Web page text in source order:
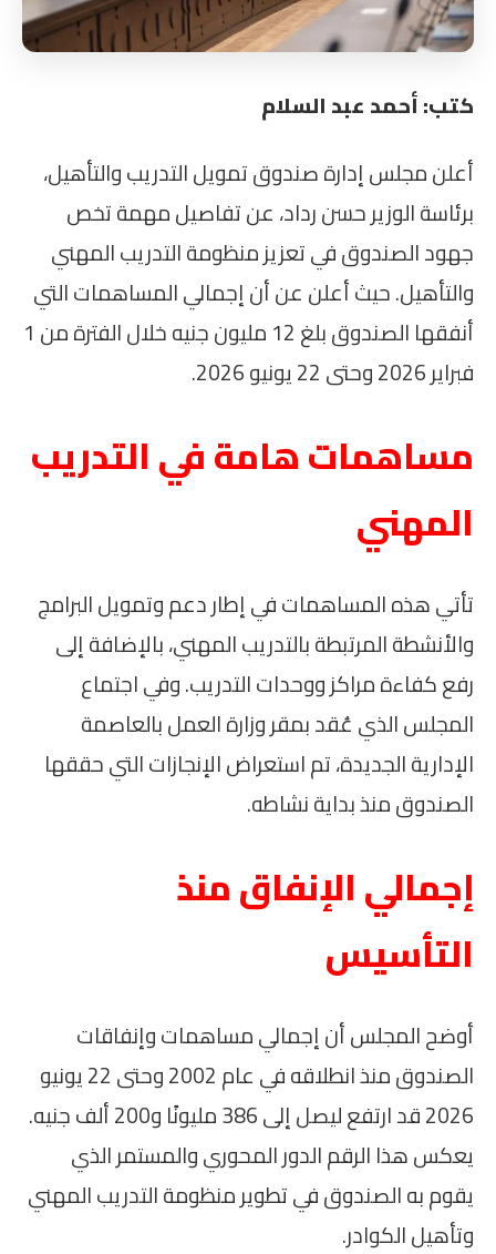
كتب: أحمد عبد السلام
أعلن مجلس إدارة صندوق تمويل التدريب والتأهيل،
برئاسة الوزير حسن رداد، عن تفاصيل مهمة تخص
جهود الصندوق في تعزيز منظومة التدريب المهني
والتأهيل. حيث أعلن عن أن إجمالي المساهمات التي
أنفقها الصندوق بلغ 12 مليون جنيه خلال الفترة من 1
فبراير 2026 وحتى 22 يونيو 2026.
مساهمات هامة في التدريب
المهني
تأتي هذه المساهمات في إطار دعم وتمويل البرامج
والأنشطة المرتبطة بالتدريب المهني، بالإضافة إلى
رفع كفاءة مراكز ووحدات التدريب. وفي اجتماع
المجلس الذي عُقد بمقر وزارة العمل بالعاصمة
الإدارية الجديدة، تم استعراض الإنجازات التي حققها
الصندوق منذ بداية نشاطه.
إجمالي الإنفاق منذ
التأسيس
أوضح المجلس أن إجمالي مساهمات وإنفاقات
الصندوق منذ انطلاقه في عام 2002 وحتى 22 يونيو
2026 قد ارتفع ليصل إلى 386 مليونًا و200 ألف جنيه.
يعكس هذا الرقم الدور المحوري والمستمر الذي
يقوم به الصندوق في تطوير منظومة التدريب المهني
وتأهيل الكوادر.